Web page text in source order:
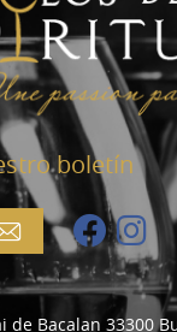
boletín
de Bacalan 33300